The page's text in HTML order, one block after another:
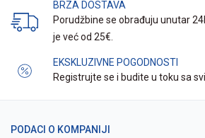
BRZA DOSTAVA
Porudžbine se obrađuju unutar
je već od 25€.
EKSKLUZIVNE POGODNOSTI
Registrujte se i budite u toku sa
PODACI O KOMPANIJI